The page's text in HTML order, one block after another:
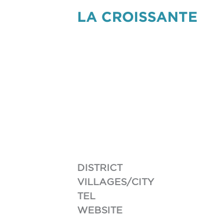
LA
DISTRICT
VILLAGES/CITY
TEL
WEBSITE